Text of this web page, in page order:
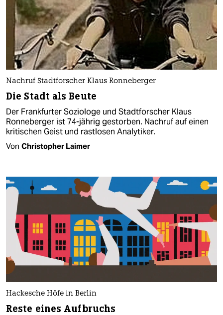
Nachruf Stadtforscher Klaus Ronneberger
Die Stadt als Beute
Der Frankfurter Soziologe und Stadtforscher Klaus
Ronneberger ist 74-jährig gestorben. Nachruf auf einen
kritischen Geist und rastlosen Analytiker.
Von Christopher Laimer
Hackesche Höfe in Berlin
Reste eines Aufbruchs